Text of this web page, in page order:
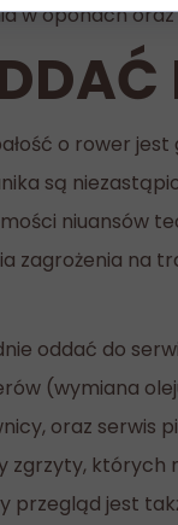
w oponach
o rower
są
niuansów
zagrożenia na
oddać do
(wymiana
oraz serwis
zgrzyty, których
przegląd jest